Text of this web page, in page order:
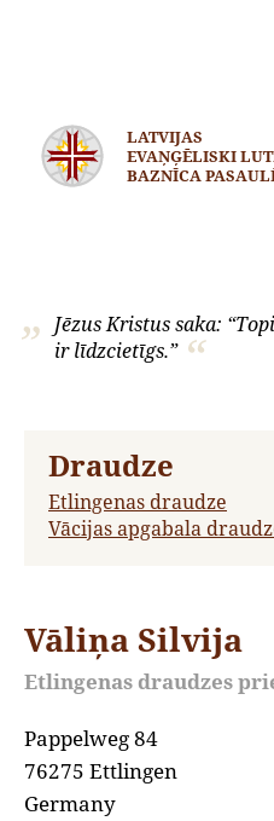
LATVIJAS
EVAŅĢĒLISKI
BAZNĪCA
Jēzus Kristus saka:
ir līdzcietīgs.”
Draudze
Etlingenas draudze
Vācijas apgabala
Vāliņa Silvija
Etlingenas draudzes
Pappelweg 84
76275 Ettlingen
Germany